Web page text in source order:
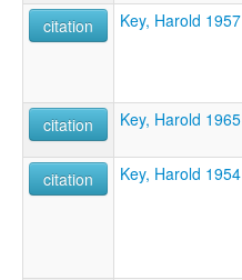
citation
Key, Harold 1957
citation
Key, Harold 1965
citation
Key, Harold 1954